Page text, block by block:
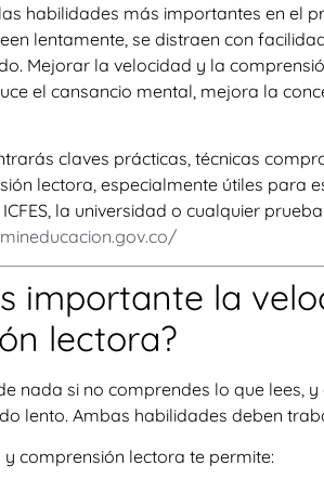
habilidades más importantes en el
lentamente, se distraen con
Mejorar la velocidad y la
el cansancio mental, mejora la
claves prácticas, técnicas
lectora, especialmente útiles para
la universidad o cualquier
importante la
lectora?
nada si no comprendes lo que lees,
lento. Ambas habilidades deben
comprensión lectora te permite: